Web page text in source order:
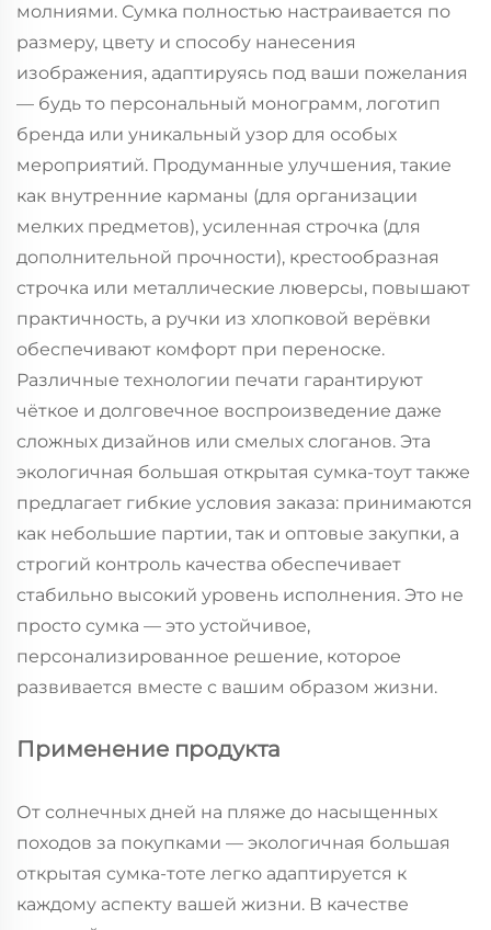
молниями. Сумка полностью настраивается по
размеру, цвету и способу нанесения
изображения, адаптируясь под ваши пожелания
— будь то персональный монограмм, логотип
бренда или уникальный узор для особых
мероприятий. Продуманные улучшения, такие
как внутренние карманы (для организации
мелких предметов), усиленная строчка (для
дополнительной прочности), крестообразная
строчка или металлические люверсы, повышают
практичность, а ручки из хлопковой верёвки
обеспечивают комфорт при переноске.
Различные технологии печати гарантируют
чёткое и долговечное воспроизведение даже
сложных дизайнов или смелых слоганов. Эта
экологичная большая открытая сумка-тоут также
предлагает гибкие условия заказа: принимаются
как небольшие партии, так и оптовые закупки, а
строгий контроль качества обеспечивает
стабильно высокий уровень исполнения. Это не
просто сумка — это устойчивое,
персонализированное решение, которое
развивается вместе с вашим образом жизни.
Применение продукта
От солнечных дней на пляже до насыщенных
походов за покупками — экологичная большая
открытая сумка-тоте легко адаптируется к
каждому аспекту вашей жизни. В качестве